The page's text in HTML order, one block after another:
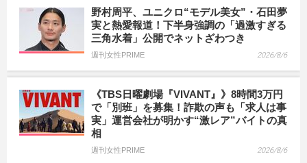
野村周平、ユニクロ“モデル美女”・石田夢
実と熱愛報道！下半身強調の「過激すぎる
三角水着」公開でネットざわつき
週刊女性PRIME 2026/8/6
《TBS日曜劇場『VIVANT』》8時間3万円
で「別班」を募集！詐欺の声も「求人は事
実」運営会社が明かす“激レア”バイトの真
相
週刊女性PRIME 2026/8/6